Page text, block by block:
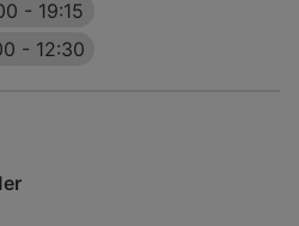
- 19:15
- 12:30